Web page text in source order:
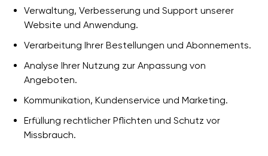
Verwaltung, Verbesserung und Support unserer
Website und Anwendung.
Verarbeitung Ihrer Bestellungen und Abonnements.
Analyse Ihrer Nutzung zur Anpassung von
Angeboten.
Kommunikation, Kundenservice und Marketing.
Erfüllung rechtlicher Pflichten und Schutz vor
Missbrauch.